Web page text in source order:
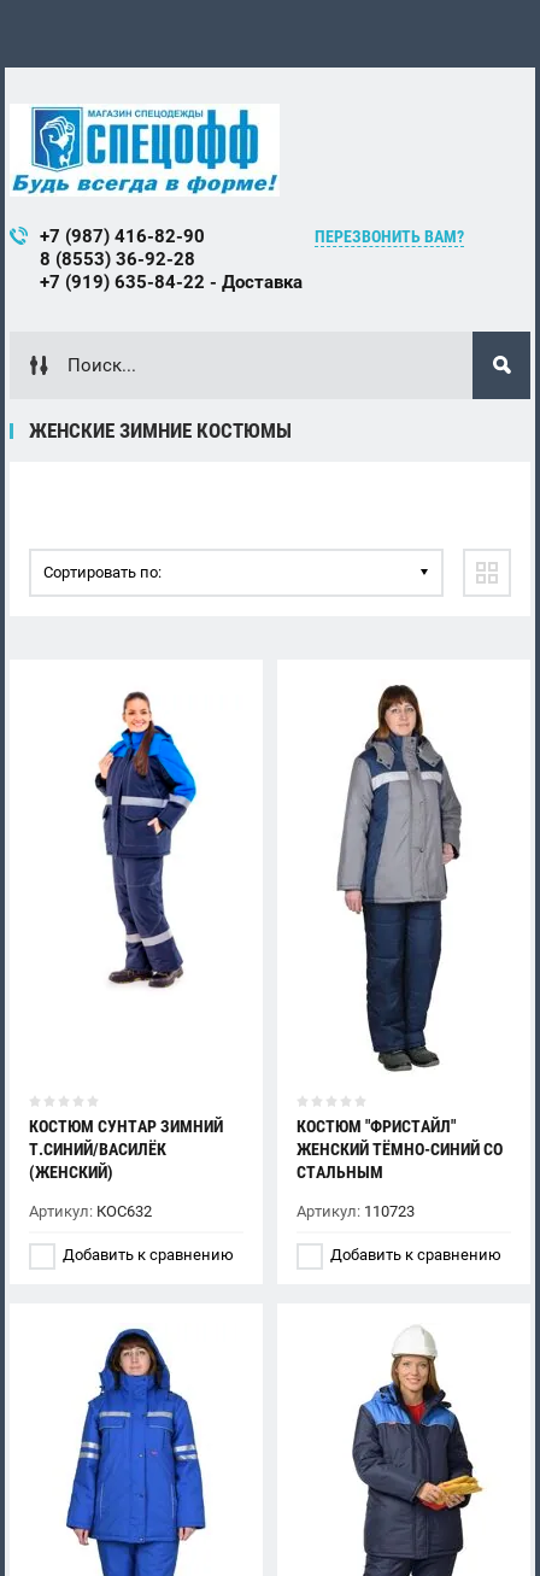
+7 (987) 416-82-90
8 (8553) 36-92-28
+7 (919) 635-84-22 - Доставка
ПЕРЕЗВОНИТЬ ВАМ?
ЖЕНСКИЕ ЗИМНИЕ КОСТЮМЫ
Сортировать по:
КОСТЮМ СУНТАР ЗИМНИЙ
Т.СИНИЙ/ВАСИЛЁК
(ЖЕНСКИЙ)
Артикул: КОС632
Добавить к сравнению
КОСТЮМ "ФРИСТАЙЛ"
ЖЕНСКИЙ ТЁМНО-СИНИЙ СО
СТАЛЬНЫМ
Артикул:110723
Добавить к сравнению